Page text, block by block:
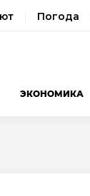
Погода
ЭКОНОМИКА